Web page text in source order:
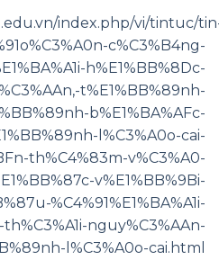
index.php/vi/tintuc/
c%C3%B4ng-
h%E1%BB%8Dc-
t%E1%BB%89nh-
b%E1%BA%AFc-
l%C3%A0o-cai-
th%C4%83m-v%C3%A0-
v%E1%BB%9Bi-
%C4%91%E1%BA%A1i-
th%C3%A1i-nguy%C3%AAn-
l%C3%A0o-cai.html